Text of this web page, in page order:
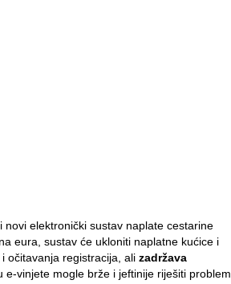
novi elektronički sustav naplate cestarine
eura, sustav će ukloniti naplatne kućice i
očitavanja registracija, ali zadržava
e-vinjete mogle brže i jeftinije riješiti problem